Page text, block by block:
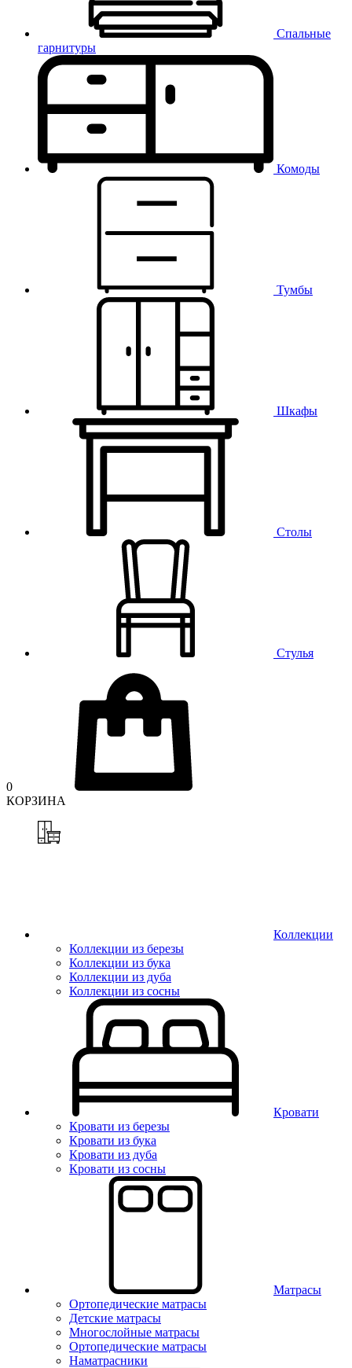
Спальные
гарнитуры
Комоды
Тумбы
Шкафы
Столы
Стулья
0
КОРЗИНА
Коллекции
Коллекции из березы
Коллекции из бука
Коллекции из дуба
Коллекции из сосны
Кровати
Кровати из березы
Кровати из бука
Кровати из дуба
Кровати из сосны
Матрасы
Ортопедические матрасы
Детские матрасы
Многослойные матрасы
Ортопедические матрасы
Наматрасники